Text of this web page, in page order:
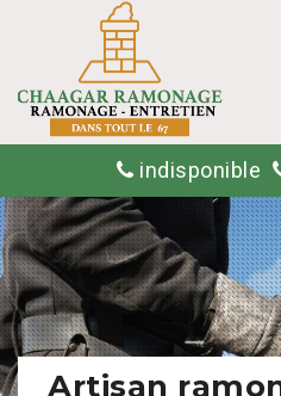
indisponible
Artisan